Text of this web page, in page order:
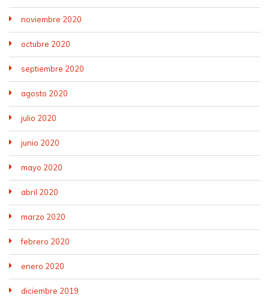
noviembre 2020
octubre 2020
septiembre 2020
agosto 2020
julio 2020
junio 2020
mayo 2020
abril 2020
marzo 2020
febrero 2020
enero 2020
diciembre 2019